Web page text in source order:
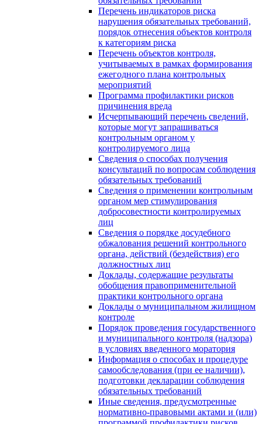
Перечень индикаторов риска
нарушения обязательных требований,
порядок отнесения объектов контроля
к категориям риска
Перечень объектов контроля,
учитываемых в рамках формирования
ежегодного плана контрольных
мероприятий
Программа профилактики рисков
причинения вреда
Исчерпывающий перечень сведений,
которые могут запрашиваться
контрольным органом у
контролируемого лица
Сведения о способах получения
консультаций по вопросам соблюдения
обязательных требований
Сведения о применении контрольным
органом мер стимулирования
добросовестности контролируемых
лиц
Сведения о порядке досудебного
обжалования решений контрольного
органа, действий (бездействия) его
должностных лиц
Доклады, содержащие результаты
обобщения правоприменительной
практики контрольного органа
Доклады о муниципальном жилищном
контроле
Порядок проведения государственного
и муниципального контроля (надзора)
в условиях введенного моратория
Информация о способах и процедуре
самообследования (при ее наличии),
подготовки декларации соблюдения
обязательных требований
Иные сведения, предусмотренные
нормативно-правовыми актами и (или)